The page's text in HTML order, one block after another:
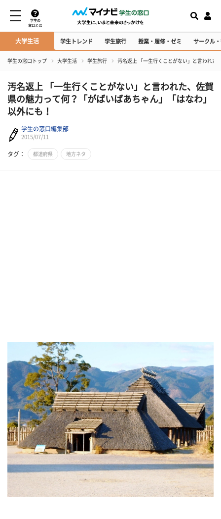
学生の
窓口とは
大学生活 学生トレンド 学生旅行 授業・履修・ゼミ サークル
学生の窓口トップ 大学生活 学生旅行 汚名返上 「一生行くことがない」と言われた
汚名返上 「一生行くことがない」と言われた、佐賀
県の魅力って何？「がばいばあちゃん」「はなわ」
以外にも！
学生の窓口編集部
2015/07/11
タグ： 都道府県 地方ネタ